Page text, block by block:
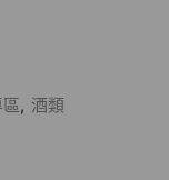
, 酒類